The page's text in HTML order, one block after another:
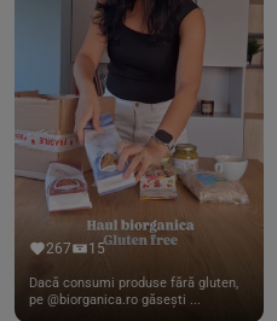
267 15
Dacă consumi produse fără gluten,
pe @biorganica.ro găsești ...